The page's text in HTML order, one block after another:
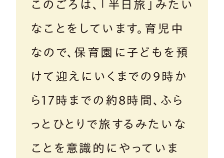
このごろは、「半日旅」みたい
なことをしています。育児中
なので、保育園に子どもを預
けて迎えにいくまでの9時か
ら17時までの約8時間、ふら
っとひとりで旅するみたいな
ことを意識的にやっていま